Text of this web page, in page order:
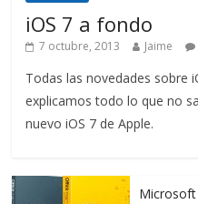
iOS 7 a fondo
7 octubre, 2013 Jaime
Todas las novedades sobre
explicamos todo lo que no
nuevo iOS 7 de Apple.